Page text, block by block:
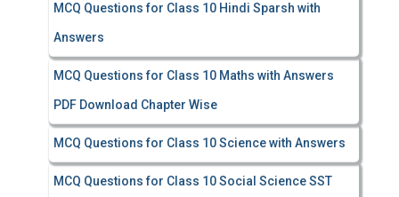
MCQ Questions for Class 10 Hindi Sparsh with
Answers
MCQ Questions for Class 10 Maths with Answers
PDF Download Chapter Wise
MCQ Questions for Class 10 Science with Answers
MCQ Questions for Class 10 Social Science SST